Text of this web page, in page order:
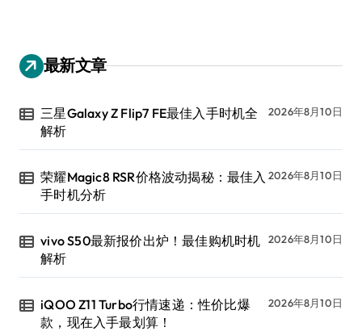
最新文章
三星Galaxy Z Flip7 FE最佳入手时机全
解析
2026年8月10日
荣耀Magic8 RSR价格波动揭秘：最佳入
手时机分析
2026年8月10日
vivo S50最新报价出炉！最佳购机时机
解析
2026年8月10日
iQOO Z11 Turbo行情速递：性价比爆
款，现在入手最划算！
2026年8月10日